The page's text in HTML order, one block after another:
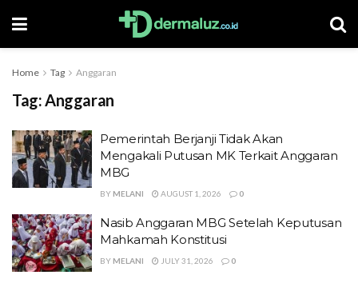
Home Tag Anggaran
Tag:Anggaran
Pemerintah Berjanji Tidak Akan
Mengakali Putusan MK Terkait Anggaran
MBG
BY MELANI AUGUST 1, 2026 0
Nasib Anggaran MBG Setelah Keputusan
Mahkamah Konstitusi
BY MELANI JULY 31, 2026 0